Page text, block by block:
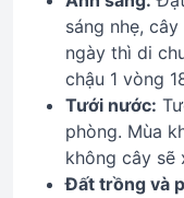
sáng nhẹ,
ngày thì di
chậu 1 vòng
Tưới nước:
phòng. Mùa
không cây sẽ
Đất trồng và